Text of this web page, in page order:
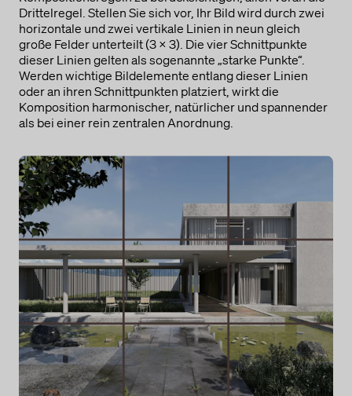
Drittelregel. Stellen Sie sich vor, Ihr Bild wird durch zwei
horizontale und zwei vertikale Linien in neun gleich
große Felder unterteilt (3 × 3). Die vier Schnittpunkte
dieser Linien gelten als sogenannte „starke Punkte“.
Werden wichtige Bildelemente entlang dieser Linien
oder an ihren Schnittpunkten platziert, wirkt die
Komposition harmonischer, natürlicher und spannender
als bei einer rein zentralen Anordnung.